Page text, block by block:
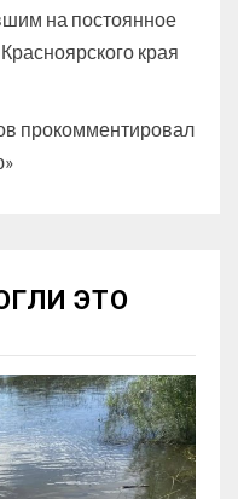
на постоянное
края
прокомментировал
ЭТО